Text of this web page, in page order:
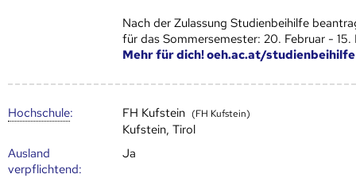
Nach der Zulassung Studienbeihilfe
für das Sommersemester: 20. Februar - 15.
Mehr für dich! oeh.ac.at/studienbeihilfe
Hoch­schule: FH Kufstein (FH Kufstein)
Kufstein, Tirol
Ausland
verpflichtend:
Ja